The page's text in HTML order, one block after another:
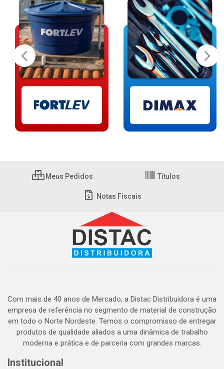
Meus Pedidos Títulos
Notas Fiscais
Com mais de 40 anos de Mercado, a Distac Distribuidora é uma
empresa de referência no segmento de material de construção
em todo o Norte Nordeste. Temos o compromisso de entregar
produtos de qualidade aliados a uma dinâmica de trabalho
moderna e prática e de parceria com grandes marcas.
Institucional